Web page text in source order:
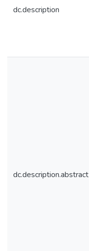
dc.description
dc.description.abstract